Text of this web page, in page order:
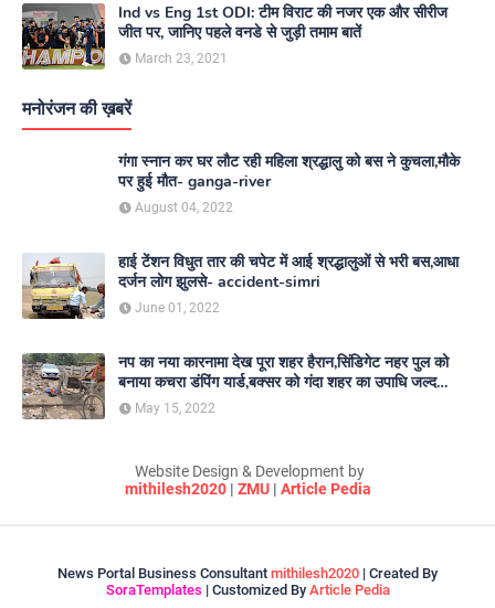
Ind vs Eng 1st ODI: टीम विराट की नजर एक और सीरीज
जीत पर, जानिए पहले वनडे से जुड़ी तमाम बातें
March 23, 2021
मनोरंजन की ख़बरें
गंगा स्नान कर घर लौट रही महिला श्रद्धालु को बस ने कुचला,मौके
पर हुई मौत- ganga-river
August 04, 2022
हाई टेंशन विधुत तार की चपेट में आई श्रद्धालुओं से भरी बस,आधा
दर्जन लोग झुलसे- accident-simri
June 01, 2022
नप का नया कारनामा देख पूरा शहर हैरान,सिंडिगेट नहर पुल को
बनाया कचरा डंपिंग यार्ड,बक्सर को गंदा शहर का उपाधि जल्द
दिलाएगा नगर परिषद- nagar-parishad
May 15, 2022
Website Design & Development by
mithilesh2020| ZMU| Article Pedia
News Portal Business Consultant mithilesh2020 | Created By
SoraTemplates | Customized By Article Pedia